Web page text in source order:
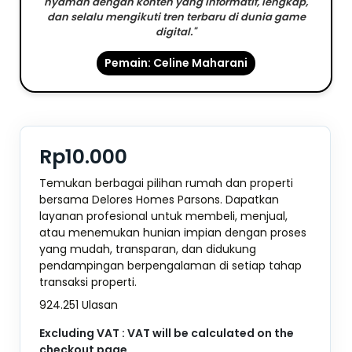
dan selalu mengikuti tren terbaru di dunia game
digital."
Pemain: Celine Maharani
Rp10.000
Temukan berbagai pilihan rumah dan properti
bersama Delores Homes Parsons. Dapatkan
layanan profesional untuk membeli, menjual,
atau menemukan hunian impian dengan proses
yang mudah, transparan, dan didukung
pendampingan berpengalaman di setiap tahap
transaksi properti.
924.251 Ulasan
Excluding VAT : VAT will be calculated on the